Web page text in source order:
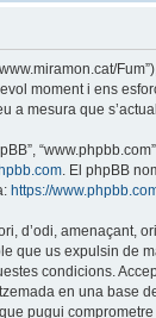
www.miramon.cat/
moment i ens
a mesura que
. El phpBB
https://
d’odi, amenaçant,
us expulsin de
condicions.
en una base
pugui